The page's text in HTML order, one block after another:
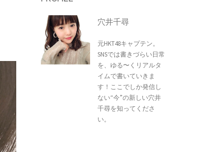
穴井千尋
元HKT48キャプテン。
SNSでは書きづらい日常
を、ゆる〜くリアルタ
イムで書いていきま
す！ここでしか発信し
ない“今”の新しい穴井
千尋を知ってくださ
い。